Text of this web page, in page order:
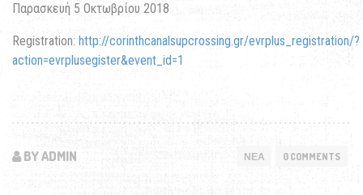
Παρασκευή 5 Οκτωβρίου 2018
Registration: http://corinthcanalsupcrossing.gr/evrplus_registration/?
action=evrplusegister&event_id=1
BY ADMIN ΝΕΑ 0 COMMENTS